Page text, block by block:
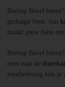
Biertap Bavel
geslaagd feest: van
maakt jouw feest
Biertap Bavel
eens naar de
feestbeleving kun je